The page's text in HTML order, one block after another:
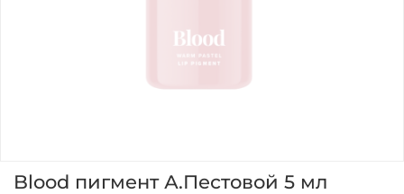
Blood пигмент А.Пестовой 5 мл